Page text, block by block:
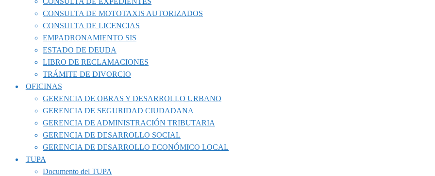
CONSULTA DE MOTOTAXIS AUTORIZADOS
CONSULTA DE LICENCIAS
EMPADRONAMIENTO SIS
ESTADO DE DEUDA
LIBRO DE RECLAMACIONES
TRÁMITE DE DIVORCIO
OFICINAS
GERENCIA DE OBRAS Y DESARROLLO URBANO
GERENCIA DE SEGURIDAD CIUDADANA
GERENCIA DE ADMINISTRACIÓN TRIBUTARIA
GERENCIA DE DESARROLLO SOCIAL
GERENCIA DE DESARROLLO ECONÓMICO LOCAL
TUPA
Documento del TUPA